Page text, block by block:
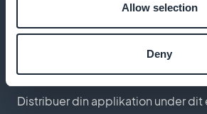
Allow selection
Deny
Distribuer din applikation under dit